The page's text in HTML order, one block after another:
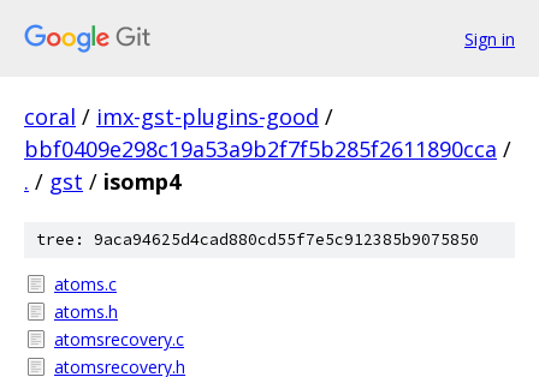
Sign in
coral / imx-gst-plugins-good /
bbf0409e298c19a53a9b2f7f5b285f2611890cca /
. / gst / isomp4
tree: 9aca94625d4cad880cd55f7e5c912385b9075850
atoms.c
atoms.h
atomsrecovery.c
atomsrecovery.h